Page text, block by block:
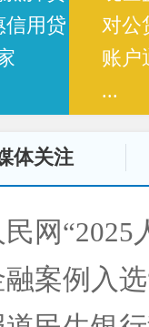
信用贷
对公
账户
...
体关注
网“2025
选“2025人民